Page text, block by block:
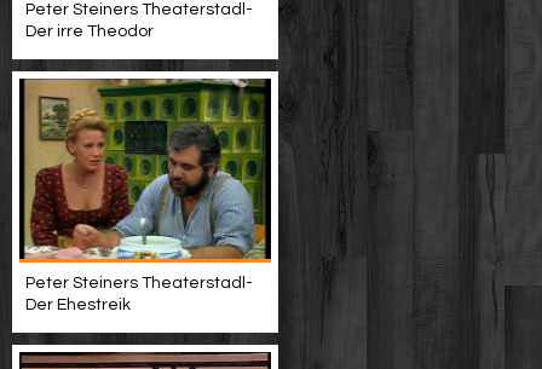
Peter Steiners Theaterstadl-
Der irre Theodor
Peter Steiners Theaterstadl-
Der Ehestreik